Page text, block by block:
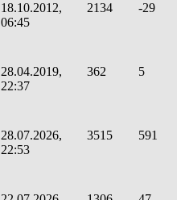
18.10.2012,
06:45
2134 -29
28.04.2019,
22:37
362 5
28.07.2026,
22:53
3515 591